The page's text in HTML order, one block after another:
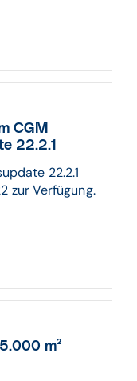
CGM
22.2.1
22.2.1
zur Verfügung.
m²